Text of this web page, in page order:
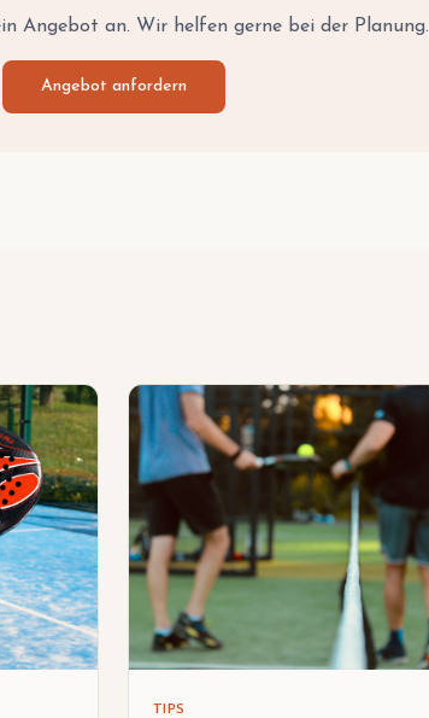
Angebot an. Wir helfen gerne bei der Planung.
Angebot anfordern
TIPS